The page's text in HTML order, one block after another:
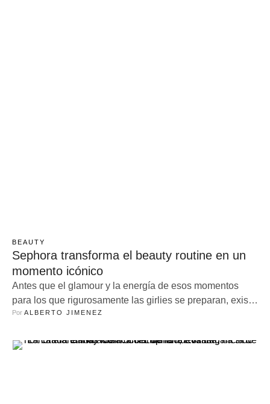
BEAUTY
Sephora transforma el beauty routine en un
momento icónico
Antes que el glamour y la energía de esos momentos
para los que rigurosamente las girlies se preparan, existe
un ritual ante todo. Los espejos atestiguan cómo nuestro
cómo los labios destellan con lip combos únicos. ¡Todo
Por ALBERTO JIMENEZ